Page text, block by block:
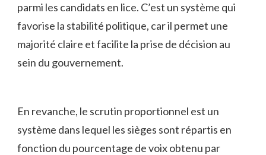
parmi ‌les ‌candidats⁢ en lice. ‌C’est un⁢ système⁣ qui
favorise⁤ la‍ stabilité politique,​ car il permet une
majorité claire et facilite‌ la prise de décision ‍au
⁤sein du gouvernement.
En revanche, le scrutin proportionnel est un
système dans lequel ⁤les sièges sont répartis en
fonction du pourcentage⁣ de voix obtenu par⁣